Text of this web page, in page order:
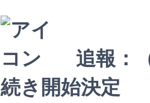
追報：
続き開始決定